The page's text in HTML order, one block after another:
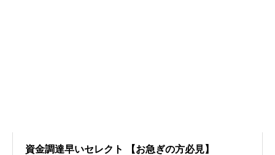
資金調達早いセレクト 【お急ぎの方必見】